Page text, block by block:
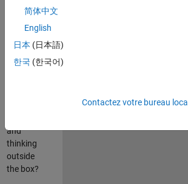
about
state-of-
the-art
Do you
and
thinking
outside
the box?
简体中文
English
日本 (日本語)
한국 (한국어)
Contactez votre bureau local